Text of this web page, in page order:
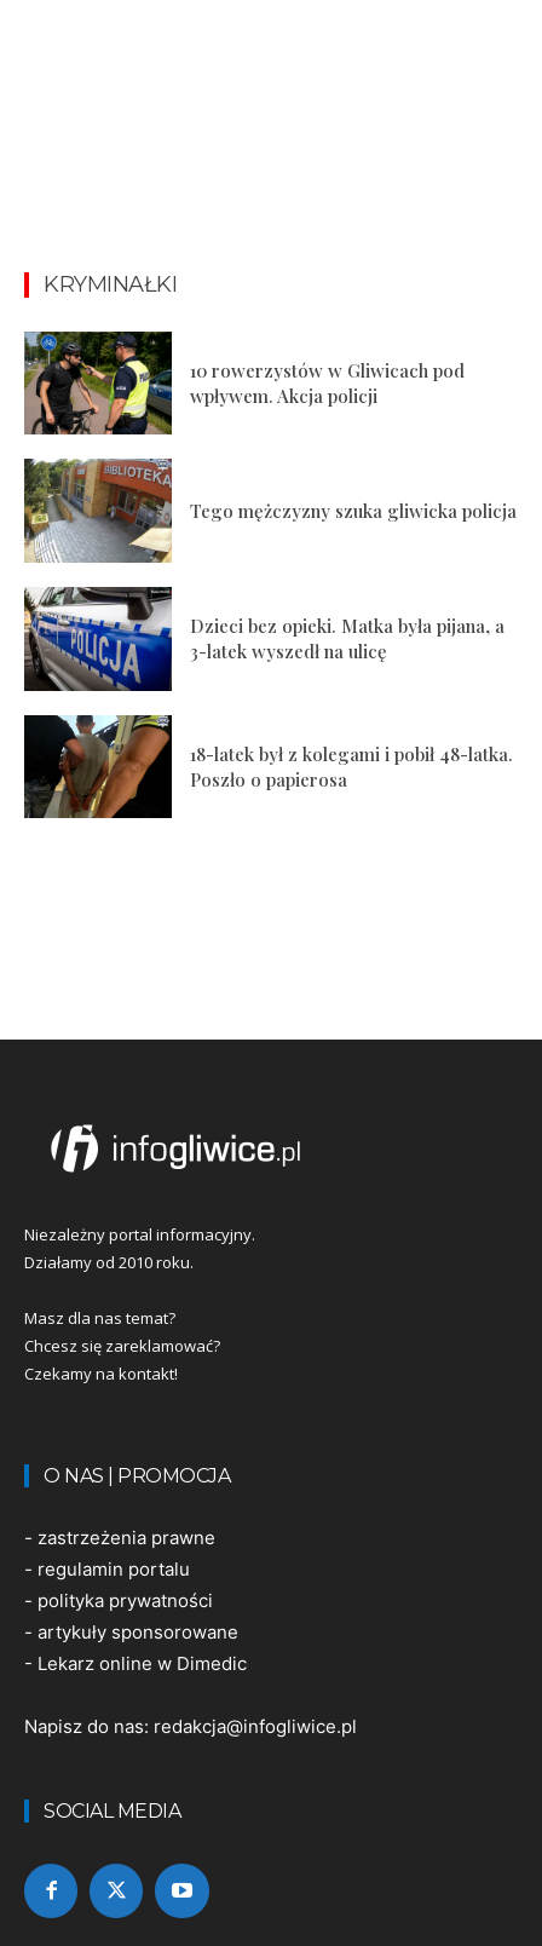
KRYMINAŁKI
10 rowerzystów w Gliwicach pod
wpływem. Akcja policji
Tego mężczyzny szuka gliwicka policja
Dzieci bez opieki. Matka była pijana, a
3-latek wyszedł na ulicę
18-latek był z kolegami i pobił 48-latka.
Poszło o papierosa
Niezależny portal informacyjny.
Działamy od 2010 roku.
Masz dla nas temat?
Chcesz się zareklamować?
Czekamy na kontakt!
O NAS | PROMOCJA
- zastrzeżenia prawne
- regulamin portalu
- polityka prywatności
- artykuły sponsorowane
- Lekarz online w Dimedic
Napisz do nas: redakcja@infogliwice.pl
SOCIAL MEDIA